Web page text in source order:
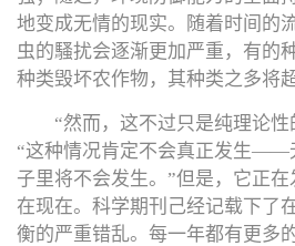
地变成无情的现实。随着时间的
虫的騷扰会逐渐更加严重，有的
种类毁坏农作物，其种类之多将
“然而，这不过只是纯理论性
“这种情况肯定不会真正发生——
子里将不会发生。”但是，它正
在现在。科学期刊己经记载下了
衡的严重错乱。每一年都有更多